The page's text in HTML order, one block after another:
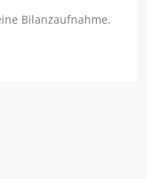
Bilanzaufnahme.